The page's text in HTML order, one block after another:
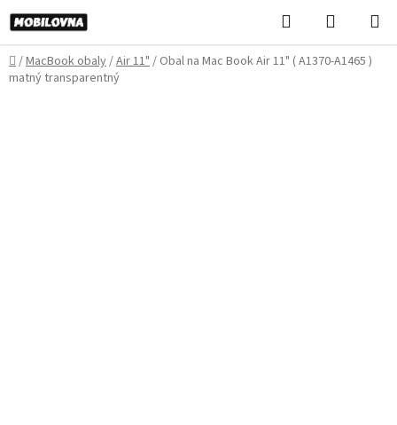
Prejsť
na
obsah
Hľadať
KOŠÍK
Domov
/MacBook obaly/Air 11"/ Obal na Mac Book Air 11" ( A1370-A1465 )
matný transparentný